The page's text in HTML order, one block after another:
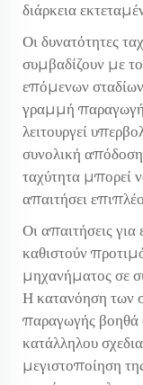
διάρκεια
Οι δυνατότητες
συμβαδίζουν με
επόμενων
γραμμή
λειτουργεί
συνολική
ταχύτητα μπορεί
απαιτήσει
Οι απαιτήσεις
καθιστούν
μηχανήματος σε
Η κατανόηση των
παραγωγής βοηθά
κατάλληλου
μεγιστοποίηση